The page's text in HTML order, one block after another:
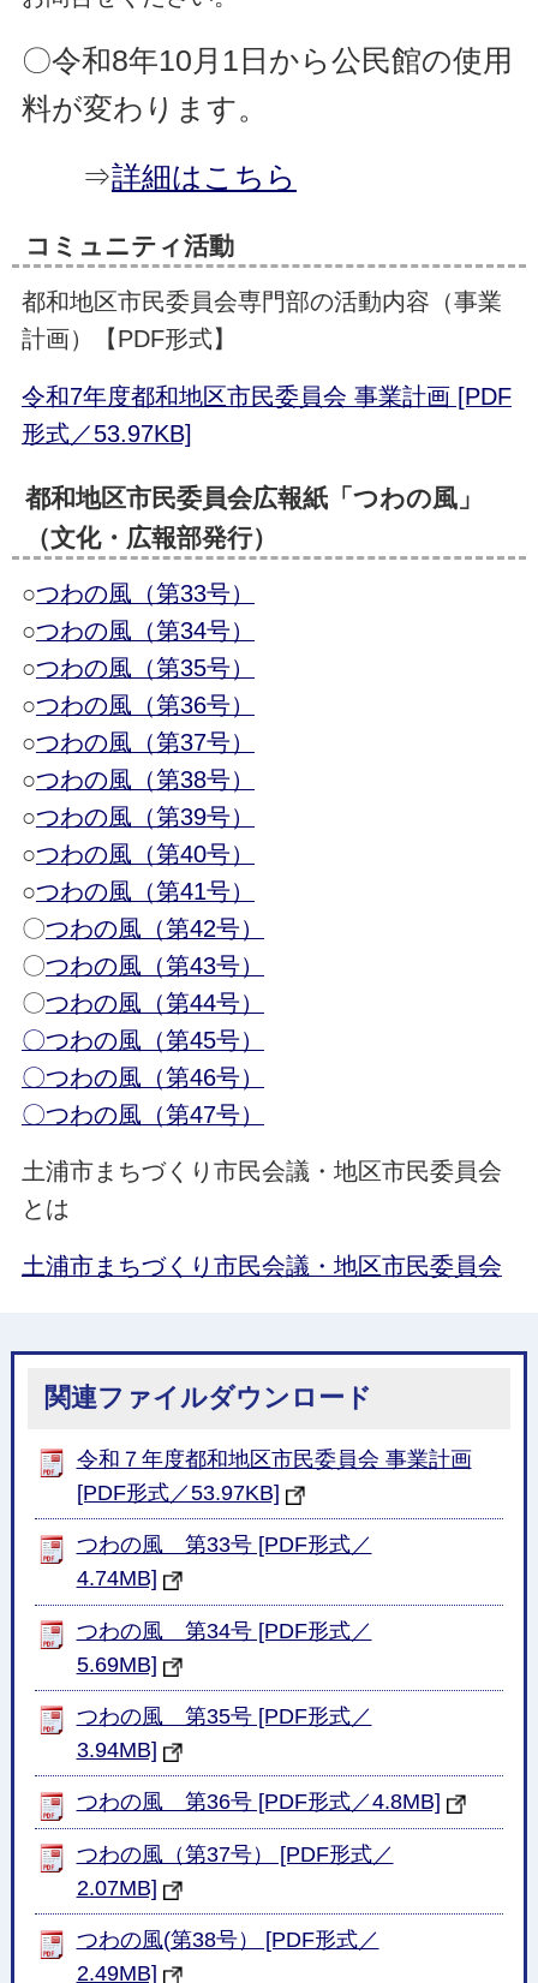
〇令和8年10月1日から公民館の使用
料が変わります。
⇒詳細はこちら
コミュニティ活動
都和地区市民委員会専門部の活動内容（事業
計画）【PDF形式】
令和7年度都和地区市民委員会 事業計画 [PDF
形式／53.97KB]
都和地区市民委員会広報紙「つわの風」
（文化・広報部発行）
○つわの風（第33号）
○つわの風（第34号）
○つわの風（第35号）
○つわの風（第36号）
○つわの風（第37号）
○つわの風（第38号）
○つわの風（第39号）
○つわの風（第40号）
○つわの風（第41号）
〇つわの風（第42号）
〇つわの風（第43号）
〇つわの風（第44号）
〇つわの風（第45号）
〇つわの風（第46号）
〇つわの風（第47号）
土浦市まちづくり市民会議・地区市民委員会
とは
土浦市まちづくり市民会議・地区市民委員会
関連ファイルダウンロード
令和７年度都和地区市民委員会 事業計画
[PDF形式／53.97KB]
つわの風 第33号 [PDF形式／
4.74MB]
つわの風 第34号 [PDF形式／
5.69MB]
つわの風 第35号 [PDF形式／
3.94MB]
つわの風 第36号 [PDF形式／4.8MB]
つわの風（第37号） [PDF形式／
2.07MB]
つわの風(第38号） [PDF形式／
2.49MB]